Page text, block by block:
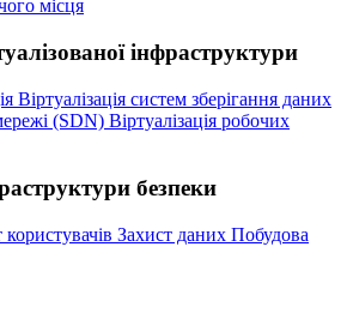
місця
інфраструктури
Віртуалізація систем зберігання даних
(SDN) Віртуалізація робочих
безпеки
користувачів Захист даних Побудова